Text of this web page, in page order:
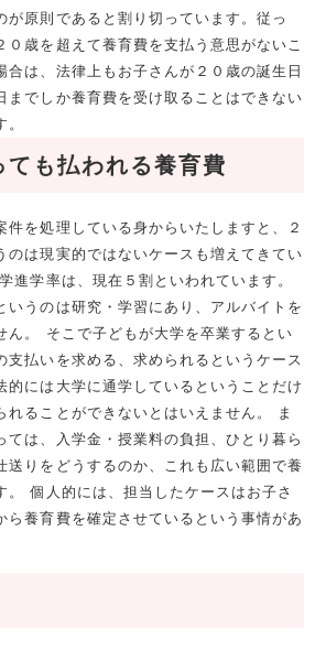
が原則であると割り切っています。従っ
０歳を超えて養育費を支払う意思がないこ
合は、法律上もお子さんが２０歳の誕生日
までしか養育費を受け取ることはできない
ても払われる養育費
件を処理している身からいたしますと、２
のは現実的ではないケースも増えてきてい
進学率は、現在５割といわれています。
いうのは研究・学習にあり、アルバイトを
ん。 そこで子どもが大学を卒業するとい
支払いを求める、求められるというケース
的には大学に通学しているということだけ
れることができないとはいえません。 ま
ては、入学金・授業料の負担、ひとり暮ら
送りをどうするのか、これも広い範囲で養
。 個人的には、担当したケースはお子さ
ら養育費を確定させているという事情があ